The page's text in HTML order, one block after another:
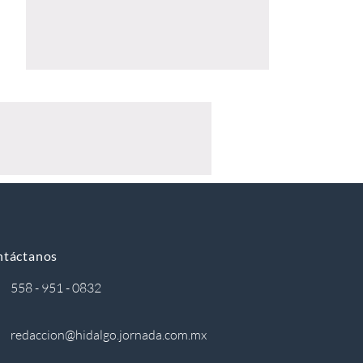
558 - 951 - 0832
redaccion@hidalgo.jornada.com.mx